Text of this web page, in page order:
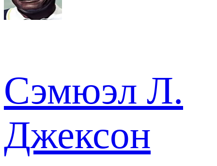
Сэмюэл Л.
Джексон